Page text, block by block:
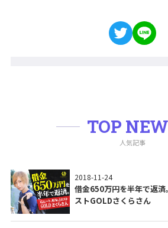
TOP
人気記事
2018-11-24
借金650万円を半年で返
ストGOLDさくらさん